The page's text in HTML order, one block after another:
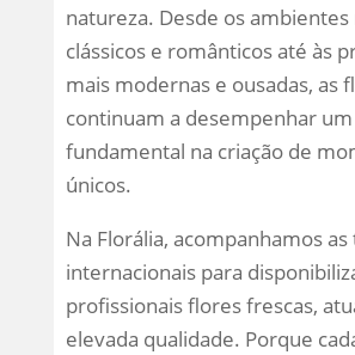
natureza. Desde os ambientes
clássicos e românticos até às
mais modernas e ousadas, as
continuam a desempenhar
fundamental na criação de
únicos.
Na Florália, acompanhamos
internacionais para
profissionais flores frescas,
elevada qualidade. Porque